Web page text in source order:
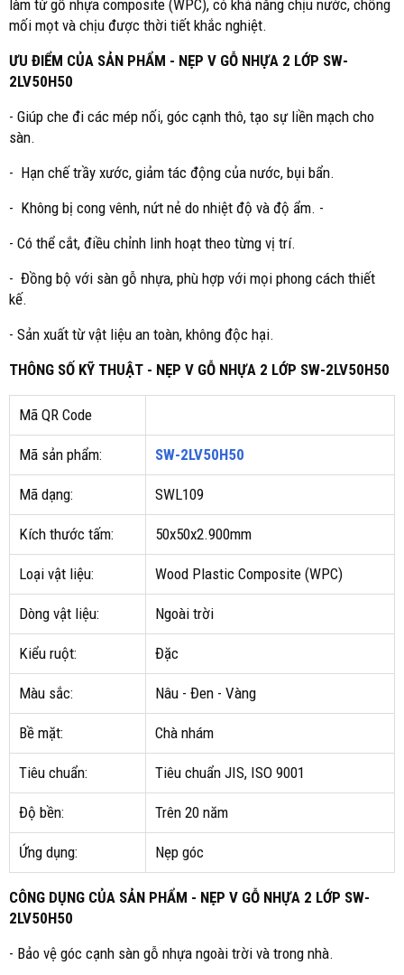
làm từ gỗ nhựa composite (WPC), có khả năng chịu nước, chống
mối mọt và chịu được thời tiết khắc nghiệt.
ƯU ĐIỂM CỦA SẢN PHẨM - NẸP V GỖ NHỰA 2 LỚP SW-
2LV50H50
- Giúp che đi các mép nối, góc cạnh thô, tạo sự liền mạch cho
sàn.
- Hạn chế trầy xước, giảm tác động của nước, bụi bẩn.
- Không bị cong vênh, nứt nẻ do nhiệt độ và độ ẩm. -
- Có thể cắt, điều chỉnh linh hoạt theo từng vị trí.
- Đồng bộ với sàn gỗ nhựa, phù hợp với mọi phong cách thiết
kế.
- Sản xuất từ vật liệu an toàn, không độc hại.
THÔNG SỐ KỸ THUẬT - NẸP V GỖ NHỰA 2 LỚP SW-2LV50H50
Mã QR Code
Mã sản phẩm: SW-2LV50H50
Mã dạng: SWL109
Kích thước tấm: 50x50x2.900mm
Loại vật liệu: Wood Plastic Composite (WPC)
Dòng vật liệu: Ngoài trời
Kiểu ruột: Đặc
Màu sắc: Nâu - Đen - Vàng
Bề mặt: Chà nhám
Tiêu chuẩn: Tiêu chuẩn JIS, ISO 9001
Độ bền: Trên 20 năm
Ứng dụng: Nẹp góc
CÔNG DỤNG CỦA SẢN PHẨM - NẸP V GỖ NHỰA 2 LỚP SW-
2LV50H50
- Bảo vệ góc cạnh sàn gỗ nhựa ngoài trời và trong nhà.